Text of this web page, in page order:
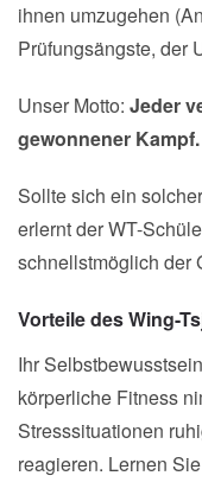
ihnen umzugehen
Prüfungsängste, der
Unser Motto: Jeder
gewonnener Kampf.
Sollte sich ein
erlernt der WT-
schnellstmöglich der
Vorteile des Wing-
Ihr
körperliche Fitness
Stresssituationen
reagieren. Lernen